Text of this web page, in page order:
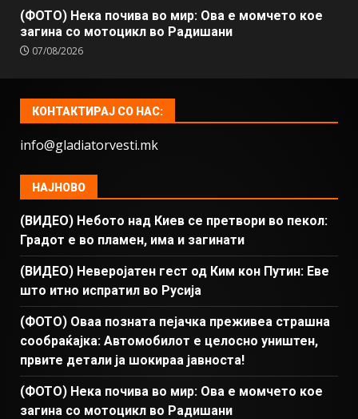
(ФОТО) Нека почива во мир: Ова е момчето кое
загина со мотоцикл во Радишани
07/08/2026
КОНТАКТИРАЈ СО НАС:
info@gladiatorvesti.mk
НАЈНОВО
(ВИДЕО) Небото над Киев се претвори во пекол:
Градот е во пламен, има и загинати
(ВИДЕО) Неверојатен гест од Ким кон Путин: Еве
што итно испратил во Русија
(ФОТО) Оваа позната пејачка преживеа страшна
сообраќајка: Автомобилот е целосно уништен,
првите детали ја шокираа јавноста!
(ФОТО) Нека почива во мир: Ова е момчето кое
загина со мотоцикл во Радишани